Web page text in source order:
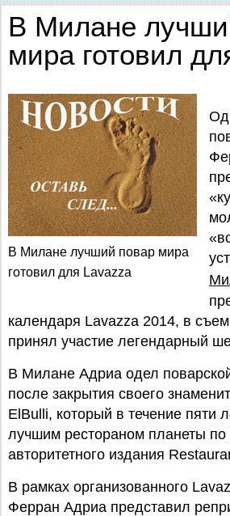
В Милане
мира готовил
В Милане лучший повар мира
готовил для Lavazza
календаря Lavazza 2014, в
принял участие легендарный
В Милане Адриа одел
после закрытия своего
ElBulli, который в течение пяти
лучшим рестораном планеты по
авторитетного издания
В рамках организованного
Ферран Адриа представил